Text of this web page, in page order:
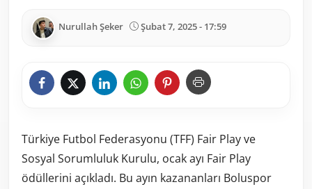
Nurullah Şeker Şubat 7, 2025 - 17:59
Türkiye Futbol Federasyonu (TFF) Fair Play ve
Sosyal Sorumluluk Kurulu, ocak ayı Fair Play
ödüllerini açıkladı. Bu ayın kazananları Boluspor